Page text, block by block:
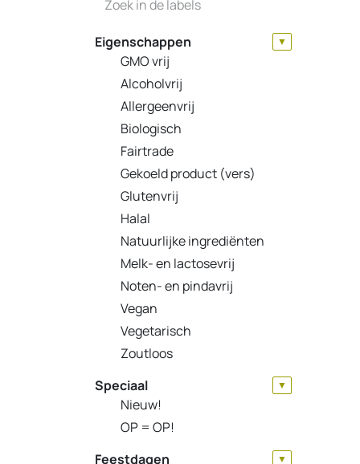
Eigenschappen ▼
GMO vrij
Alcoholvrij
Allergeenvrij
Biologisch
Fairtrade
Gekoeld product (vers)
Glutenvrij
Halal
Natuurlijke ingrediënten
Melk- en lactosevrij
Noten- en pindavrij
Vegan
Vegetarisch
Zoutloos
Speciaal
▼
Nieuw!
OP = OP!
Feestdagen
▼